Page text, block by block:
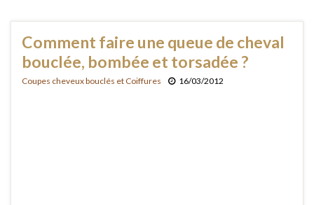
Comment faire une queue de cheval
bouclée, bombée et torsadée ?
Coupes cheveux bouclés et Coiffures 16/03/2012